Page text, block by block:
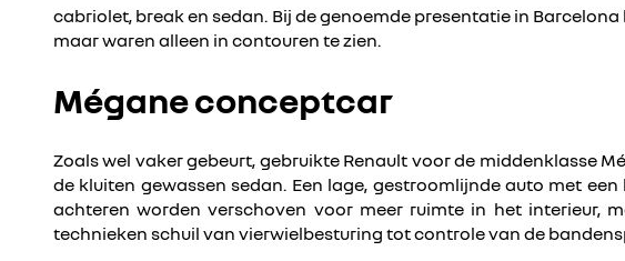
cabriolet, break en sedan. Bij de genoemde presentatie in
maar waren alleen in contouren te zien.
Mégane conceptcar
Zoals wel vaker gebeurt, gebruikte Renault voor de middenklasse
de kluiten gewassen sedan. Een lage, gestroomlijnde auto met
achteren worden verschoven voor meer ruimte in het interieur,
technieken schuil van vierwielbesturing tot controle van de